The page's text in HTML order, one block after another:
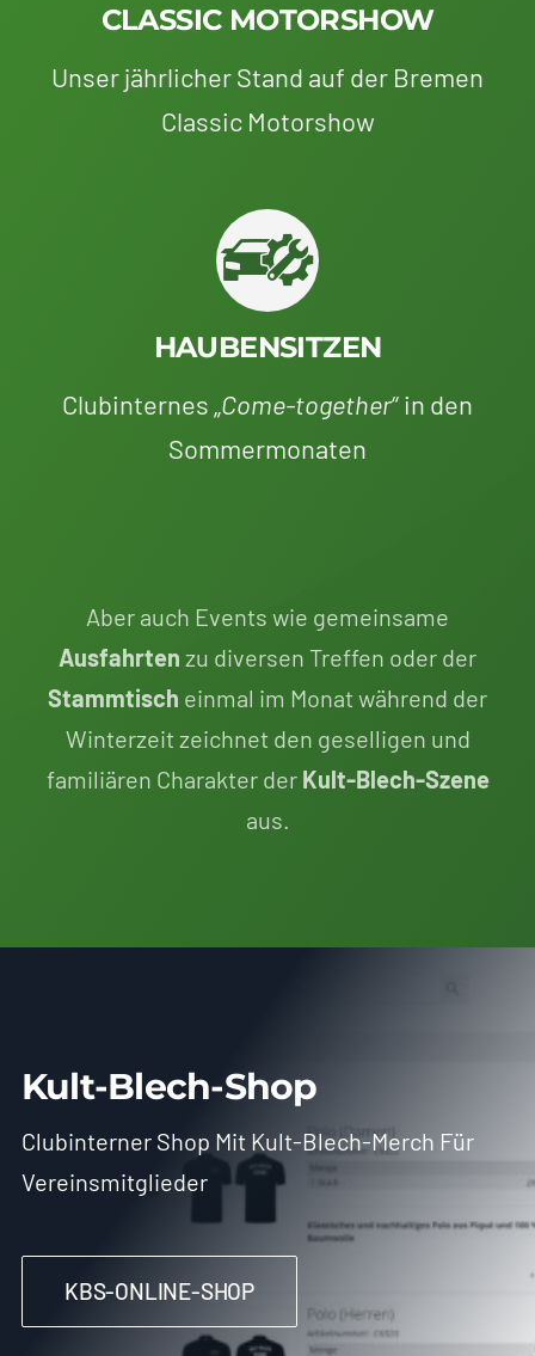
CLASSIC MOTORSHOW
Unser jährlicher Stand auf der Bremen
Classic Motorshow
HAUBENSITZEN
Clubinternes „ Come-together“ in den
Sommermonaten
Aber auch Events wie gemeinsame
Ausfahrten zu diversen Treffen oder der
Stammtisch einmal im Monat während der
Winterzeit zeichnet den geselligen und
familiären Charakter der Kult-Blech-Szene
aus.
Kult-Blech-Shop
Clubinterner Shop Mit Kult-Blech-Merch Für
Vereinsmitglieder
KBS-ONLINE-SHOP